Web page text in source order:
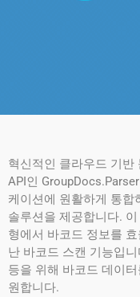
혁신적인 클라우드 기반
API인
케이션에 원활하게 통합
솔루션을 제공합니다.
형에서 바코드 정보를
난 바코드 스캔 기능입
등을 위해 바코드 데이
원합니다.